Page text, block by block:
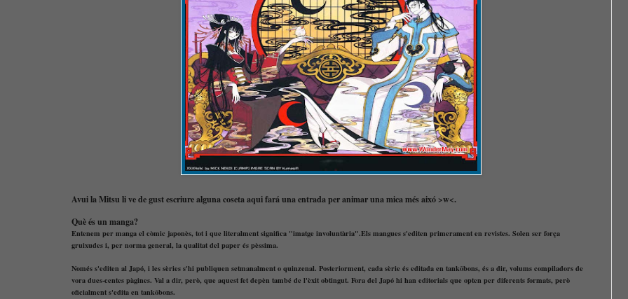
Avui la Mitsu li ve de gust escriure alguna coseta aqui fará una entrada per animar una mica més aixó >w<.
Què és un manga?
Entenem per manga el còmic japonès, tot i que literalment significa "imatge involuntària".Els mangues s'editen primerament en revistes. Solen ser força
gruixudes i, per norma general, la qualitat del paper és pèssima.
Només s'editen al Japó, i les sèries s'hi publiquen setmanalment o quinzenal. Posteriorment, cada sèrie és editada en tankôbons, és a dir, volums compiladors de
vora dues-centes pàgines. Val a dir, però, que aquest fet depèn també de l'èxit obtingut. Fora del Japó hi han editorials que opten per diferents formats, però
oficialment s'edita en tankôbons.